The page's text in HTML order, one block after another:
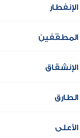
المطفّفين